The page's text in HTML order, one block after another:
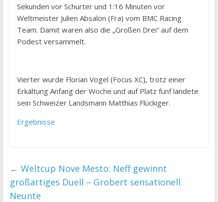
Sekunden vor Schurter und 1:16 Minuten vor
Weltmeister Julien Absalon (Fra) vom BMC Racing
Team. Damit waren also die „Großen Drei“ auf dem
Podest versammelt.
Vierter wurde Florian Vogel (Focus XC), trotz einer
Erkältung Anfang der Woche und auf Platz fünf landete
sein Schweizer Landsmann Matthias Flückiger.
Ergebnisse
← Weltcup Nove Mesto: Neff gewinnt
großartiges Duell – Grobert sensationell
Neunte